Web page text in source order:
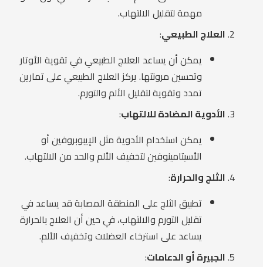
مهمة لتقليل الالتهاب.
العلاج الطبيعي:
يمكن أن يساعد العلاج الطبيعي في تقوية الأوتار
وتحسين مرونتها. يركز العلاج الطبيعي على تمارين
تمدد وتقوية لتقليل الألم والتورم.
الأدوية المضادة للالتهاب:
يمكن استخدام الأدوية مثل الإيبوبروفين أو
الأسيتامينوفين لتخفيف الألم والحد من الالتهاب.
الثلج والحرارة:
تطبيق الثلج على المنطقة المصابة قد يساعد في
تقليل التورم والالتهاب، في حين أن العلاج بالحرارة
يساعد على استرخاء العضلات وتخفيف الألم.
الجبيرة أو الدعامات: